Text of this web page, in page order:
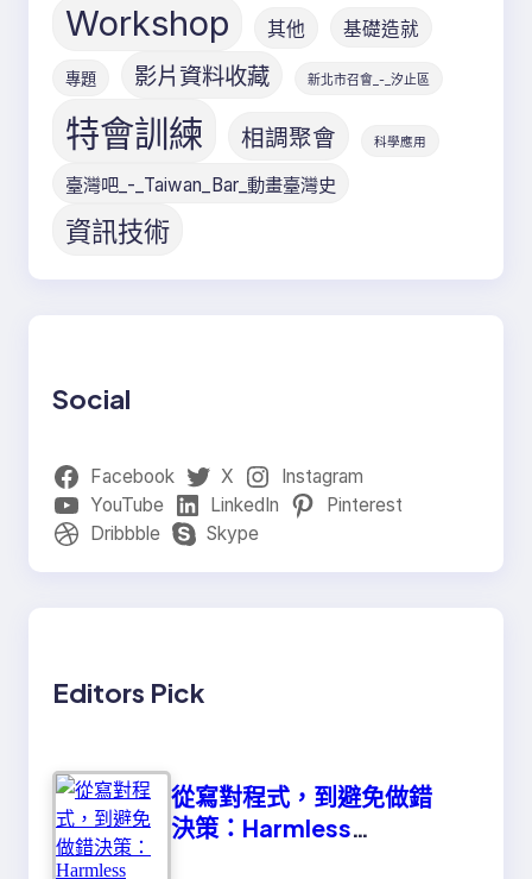
Workshop 其他 基礎造就
專題 影片資料收藏 新北市召會_-_汐止區
特會訓練 相調聚會 科學應用
臺灣吧_-_Taiwan_Bar_動畫臺灣史
資訊技術
Social
Facebook X
Instagram
YouTube
LinkedIn
Pinterest
Dribbble
Skype
Editors Pick
從寫對程式，到避免做錯
決策：Harmless